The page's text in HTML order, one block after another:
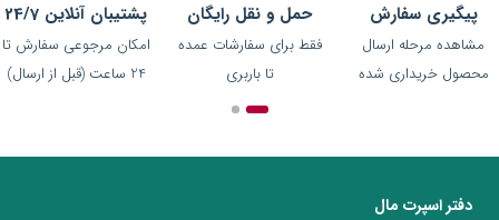
پیگیری سفارش
مشاهده مرحله ارسال
محصول خریداری شده
حمل و نقل رایگان
فقط برای سفارشات عمده
تا باربری
پشتیبان آنلاین 24/7
امکان مرجوعی سفارش تا
24 ساعت (قبل از ارسال)
دفتر اسپرت مال